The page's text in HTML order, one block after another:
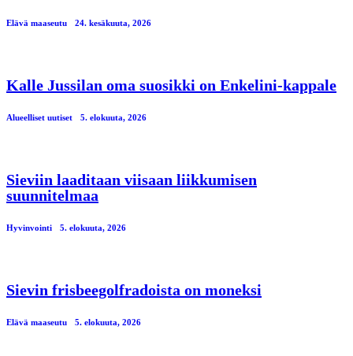
Elävä maaseutu 24. kesäkuuta, 2026
Kalle Jussilan oma suosikki on Enkelini-kappale
Alueelliset uutiset 5. elokuuta, 2026
Sieviin laaditaan viisaan liikkumisen
suunnitelmaa
Hyvinvointi 5. elokuuta, 2026
Sievin frisbeegolfradoista on moneksi
Elävä maaseutu 5. elokuuta, 2026